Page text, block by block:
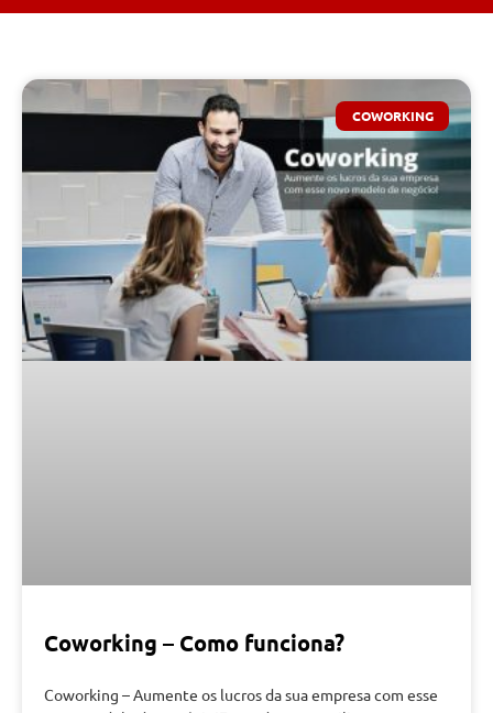
COWORKING
Coworking – Como funciona?
Coworking – Aumente os lucros da sua empresa com esse